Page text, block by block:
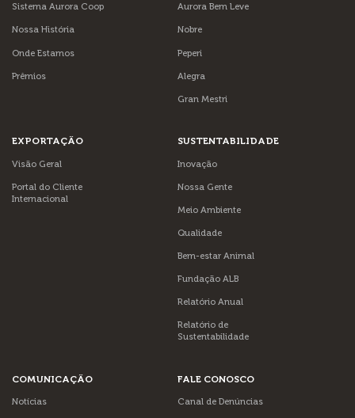
Sistema Aurora Coop
Nossa História
Onde Estamos
Prêmios
Aurora Bem Leve
Nobre
Peperi
Alegra
Gran Mestri
EXPORTAÇÃO
Visão Geral
Portal do Cliente
Internacional
SUSTENTABILIDADE
Inovação
Nossa Gente
Meio Ambiente
Qualidade
Bem-estar Animal
Fundação ALB
Relatório Anual
Relatório de
Sustentabilidade
COMUNICAÇÃO
Notícias
FALE CONOSCO
Canal de Denúncias